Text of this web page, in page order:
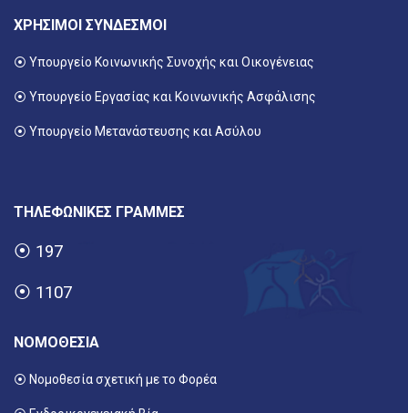
ΧΡΗΣΙΜΟΙ ΣΥΝΔΕΣΜΟΙ
⦿ Υπουργείο Κοινωνικής Συνοχής και Οικογένειας
⦿ Υπουργείο Εργασίας και Κοινωνικής Ασφάλισης
⦿ Υπουργείο Μετανάστευσης και Ασύλου
ΤΗΛΕΦΩΝΙΚΕΣ ΓΡΑΜΜΕΣ
⦿ 197
⦿ 1107
ΝΟΜΟΘΕΣΙΑ
⦿ Νομοθεσία σχετική με το Φορέα